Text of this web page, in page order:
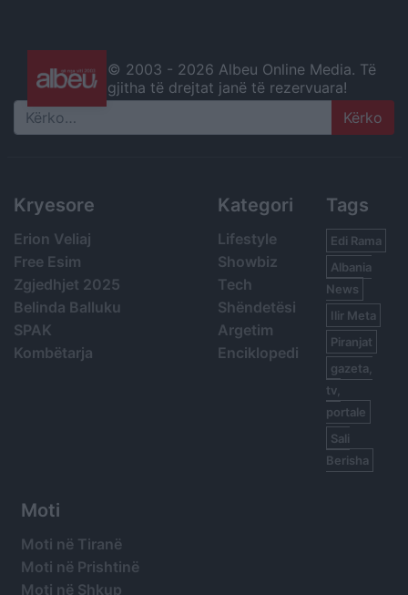
© 2003 - 2026 Albeu Online Media. Të
gjitha të drejtat janë të rezervuara!
Search
Kryesore
Erion Veliaj
Free Esim
Zgjedhjet 2025
Belinda Balluku
SPAK
Kombëtarja
Kategori
Lifestyle
Showbiz
Tech
Shëndetësi
Argetim
Enciklopedi
Tags
Edi Rama
Albania
News
Ilir Meta
Piranjat
gazeta,
tv,
portale
Sali
Berisha
Moti
Moti në Tiranë
Moti në Prishtinë
Moti në Shkup